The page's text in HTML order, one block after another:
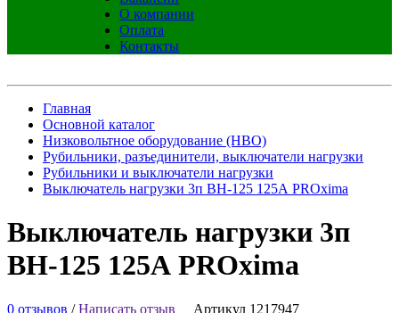
О компании
Оплата
Контакты
Главная
Основной каталог
Низковольтное оборудование (НВО)
Рубильники, разъединители, выключатели нагрузки
Рубильники и выключатели нагрузки
Выключатель нагрузки 3п ВН-125 125А PROxima
Выключатель нагрузки 3п
ВН-125 125А PROxima
0 отзывов /Написать отзыв Артикул 1217947